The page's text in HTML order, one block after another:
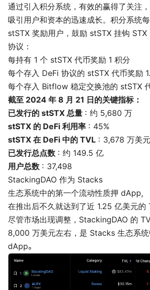
通过引入积分系统，有效的赢得了关注，
吸引用户和资本的迅速成长。积分系统
stSTX 奖励用户，鼓励 stSTX 挂钩 STX
协议：
每持有 1 个 stSTX 代币奖励 1 积分
每个存入 DeFi 协议的 stSTX 代币奖励
每个存入 Bitflow 稳定交换池的 stSTX
截至 2024 年 8 月 21 日的关键指标：
已发行的 stSTX 总量 ：约 5,680 万
stSTX 的 DeFi 利用率 ：45%
stSTX 在 DeFi 中的 TVL ：3,678 万美元
已发行总点数 ：约 149.5 亿
用户总数 ：37,498
StackingDAO 作为 Stacks
生态系统中的第一个流动性质押 dApp，
在推出后不久就达到了近 1.25 亿美元的
尽管市场出现调整，StackingDAO 的
8,000 万美元左右，是 Stacks 生态系
dApp。